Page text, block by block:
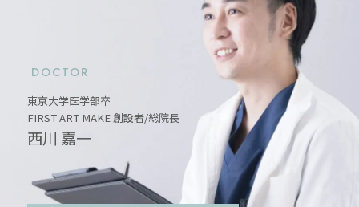
DOCTOR
東京大学医学部卒
FIRST ART MAKE 創設者/総院長
西川 嘉一